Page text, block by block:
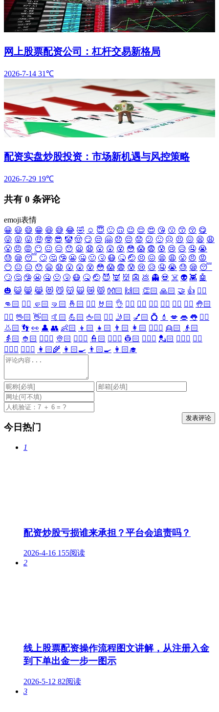
网上股票配资公司：杠杆交易新格局
2026-7-14 31℃
配资实盘炒股投资：市场新机遇与风控策略
2026-7-29 19℃
共有 0 条评论
emoji表情
😀 😃 😄 😁 😆 😅 😂 🤣 ☺️ 😇 🙂 🙃 😉 😌 😍 😘 😗 😙 😚 😋
😜 😝 😛 🤑 🤓 😎 🤡 🤠 😏 😒 🤗 😞 😔 😟 😕 🙁 ☹️ 😣 😖 😫 😩
😤 😠 😡 😶 😐 😑 😯 😦 😧 😮 😲 😵 😳 😱 😨 😰 😢 😥 🤤 😭
😓 😪 😴 🙄 🤔 🤥 😬 🤐 🤢 🤧 😷 🤒 🤕 😣 😖 😫 😩 😤 😠 😡
😶 😐 😑 😯 😦 😧 😮 😲 😵 😳 😱 😨 😰 😢 😥 🤤 😭 😓 😪 😴
🙄 🤔 🤥 😬 🤐 🤢 🤧 😷 🤒 🤕 😈 👿 👹 👺 💩 👻 💀 ☠️ 👽 👾 🤖
🎃 😺 😸 😹 😻 😼 😽 🙀 😿 😾 👐🏻 🙌🏻 👏🏻 🙏🏻 🤝 👍 👎🏻
👊🏻 ✊🏻 🤛🏻 🤜🏻 🤞🏻 ✌🏻 🤘🏻 👌 👈🏻 👉🏻 👆🏻 👇🏻 ☝🏻 ✋🏻 🤚🏻
🖐🏻 🖖🏻 👋🏻 🤙🏻 💪🏻 🖕🏻 ✍🏻 🤳🏻 💅🏻 💍 💄 💋 👄 👅 👂🏻
👃🏻 👣 👀 👤 👥 👶🏻 👦🏻 👧🏻 👨🏻 👩🏻 👱🏻‍♀️ 👱🏻
👴🏻
👵🏻 👲🏻 👳🏻‍♀️ 👳🏻 👮🏻‍♀️ 👮🏻 👷🏻‍♀️ 👷🏻 💂🏻‍♀️ 💂🏻 🕵🏻‍♀️ 🕵🏻
👩🏻‍⚕️ 👨🏻‍⚕️ 👩🏻‍🌾 👩🏻‍🍳 👨🏻‍🍳 👩🏻‍🎓
今日热门
1
配资炒股亏损谁来承担？平台会追责吗？
2026-4-16 155阅读
2
线上股票配资操作流程图文讲解，从注册入金
到下单出金一步一图示
2026-5-12 82阅读
3